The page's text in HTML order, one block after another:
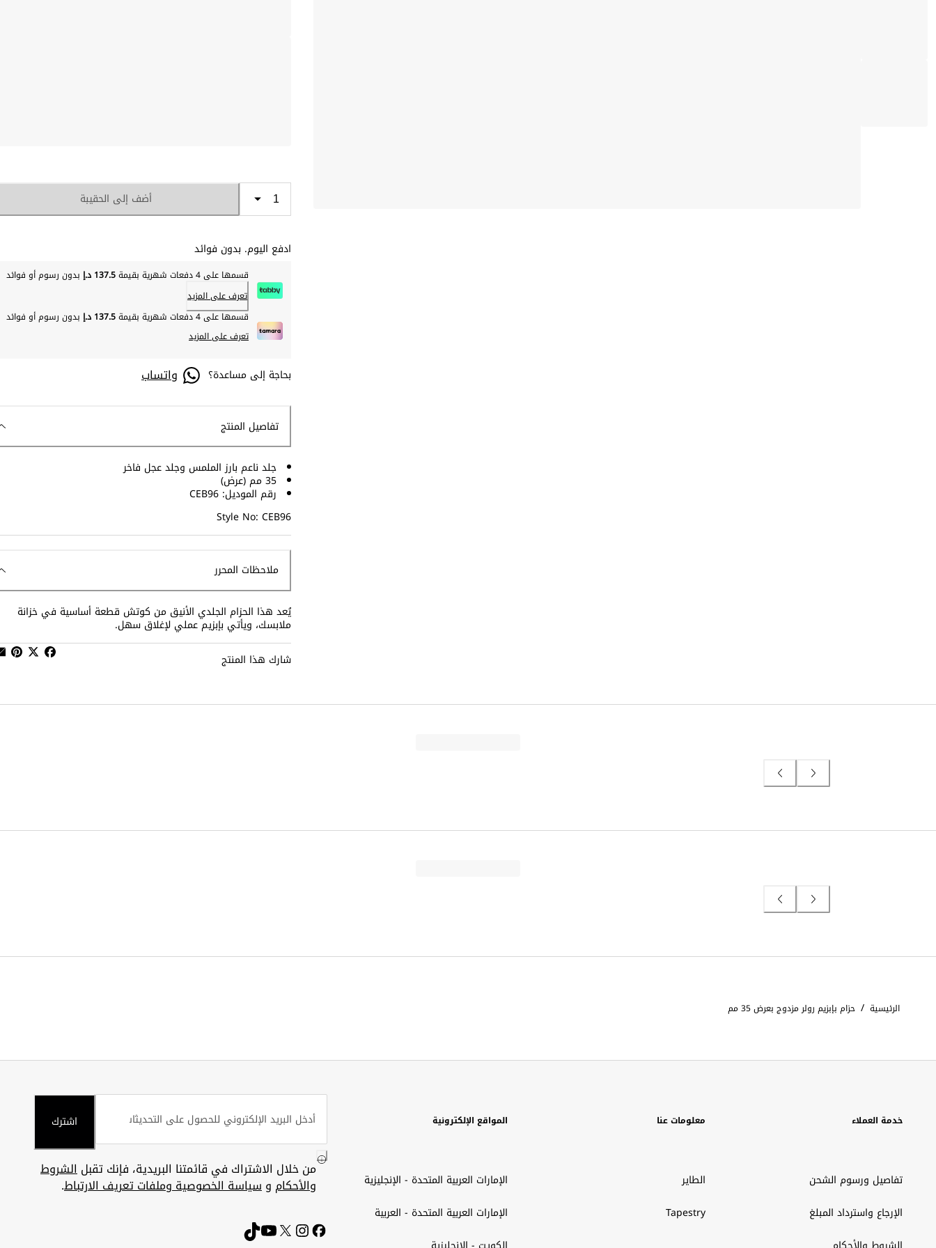
أضف إلى الحقيبة
ادفع اليوم. بدون فوائد
قسمها على 4 دفعات شهرية بقيمة 137.5 د.إ
بدون رسوم أو فوائد
تعرف على المزيد
قسمها على 4 دفعات شهرية بقيمة
137.5 د.إ
بدون رسوم أو فوائد
تعرف على المزيد
بحاجة إلى مساعدة؟ واتساب
تفاصيل المنتج
جلد ناعم بارز الملمس وجلد عجل فاخر
35 مم (عرض)
رقم الموديل: CEB96
Style No: CEB96
ملاحظات المحرر
يُعد هذا الحزام الجلدي الأنيق من كوتش قطعة أساسية في خزانة
ملابسك، ويأتي بإبزيم عملي لإغلاق سهل.
شارك هذا المنتج
الرئيسية / حزام بإبزيم رولر مزدوج بعرض 35 مم
خدمة العملاء
تفاصيل ورسوم الشحن
الإرجاع واسترداد المبلغ
معلومات عنا
الطاير
Tapestry
المواقع الإلكترونية
الإمارات العربية المتحدة - الإنجليزية
الإمارات العربية المتحدة - العربية
اشترك
من خلال الاشتراك في قائمتنا البريدية، فإنك تقبلالشروط
والأحكام وسياسة الخصوصية وملفات تعريف الارتباط.